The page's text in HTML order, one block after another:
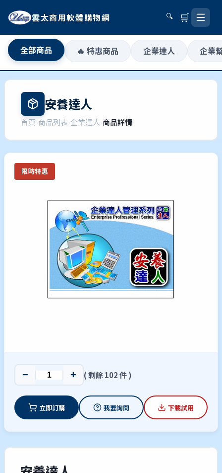
雲太商用軟體購物網 🔍 🛒
全部商品 🔥 特惠商品 企業達人 企業
安養達人
首頁›商品列表›企業達人›商品詳情
限時特惠
− + ( 剩餘 102 件 )
立即訂購 我要詢問 下載試用